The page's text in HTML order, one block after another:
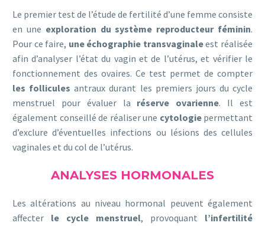
Le premier test de l’étude de fertilité d’une femme consiste
en une exploration du système reproducteur féminin.
Pour ce faire, une échographie transvaginaleest réalisée
afin d’analyser l’état du vagin et de l’utérus, et vérifier le
fonctionnement des ovaires. Ce test permet de compter
les follicules antraux durant les premiers jours du cycle
menstruel pour évaluer la réserve ovarienne. Il est
également conseillé de réaliser une cytologiepermettant
d’exclure d’éventuelles infections ou lésions des cellules
vaginales et du col de l’utérus.
ANALYSES HORMONALES
Les altérations au niveau hormonal peuvent également
affecter le cycle menstruel, provoquant l’infertilité